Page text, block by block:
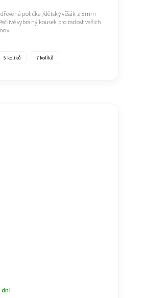
polička /dětský věšák z 8mm
vybraný kousek pro radost vašich
5 kolíků 7 kolíků
dní